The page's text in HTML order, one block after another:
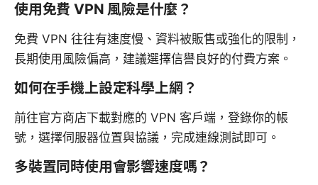
使用免費 VPN 風險是什麼？
免費 VPN 往往有速度慢、資料被販售或強化的限制，
長期使用風險偏高，建議選擇信譽良好的付費方案。
如何在手機上設定科學上網？
前往官方商店下載對應的 VPN 客戶端，登錄你的帳
號，選擇伺服器位置與協議，完成連線測試即可。
多裝置同時使用會影響速度嗎？